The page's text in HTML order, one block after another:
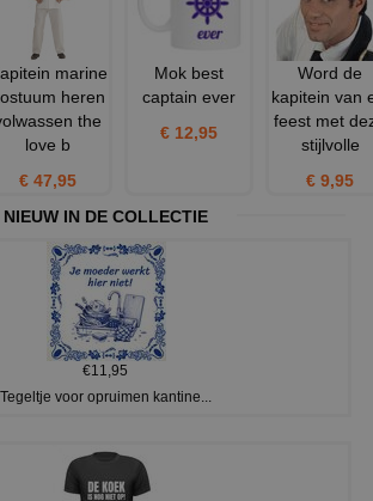
marine
heren
the
love b
€ 47,95
Mok best
captain ever
€ 12,95
Word de
kapitein van
feest met
stijlvolle
€ 9,95
NIEUW IN DE COLLECTIE
€11,95
Tegeltje voor opruimen kantine...